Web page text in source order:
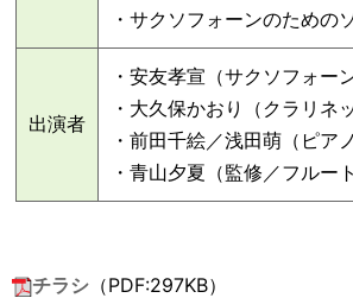
・サクソフォーンのため
出演者
・安友孝宣（サクソフォーン
・大久保かおり（クラリネ
・前田千絵／浅田萌（ピアノ
・青山夕夏（監修／フルート
チラシ （PDF:297KB）